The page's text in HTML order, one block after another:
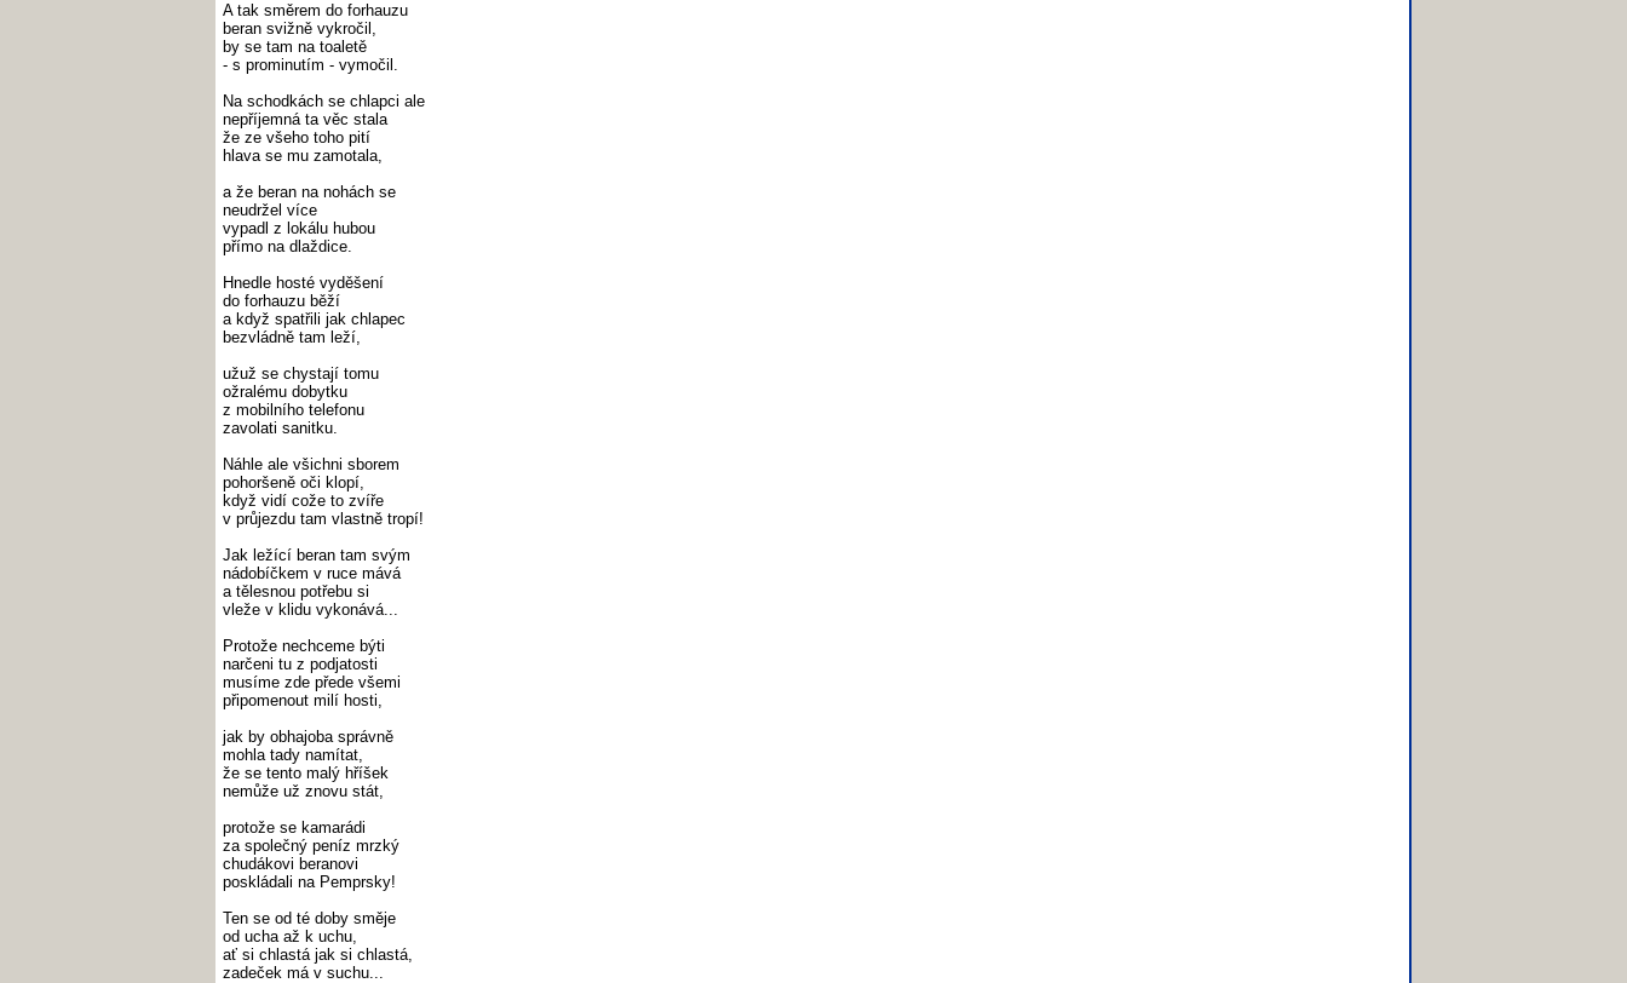
A tak směrem do forhauzu
beran svižně vykročil,
by se tam na toaletě
- s prominutím - vymočil.
Na schodkách se chlapci ale
nepříjemná ta věc stala
že ze všeho toho pití
hlava se mu zamotala,
a že beran na nohách se
neudržel více
vypadl z lokálu hubou
přímo na dlaždice.
Hnedle hosté vyděšení
do forhauzu běží
a když spatřili jak chlapec
bezvládně tam leží,
užuž se chystají tomu
ožralému dobytku
z mobilního telefonu
zavolati sanitku.
Náhle ale všichni sborem
pohoršeně oči klopí,
když vidí cože to zvíře
v průjezdu tam vlastně tropí!
Jak ležící beran tam svým
nádobíčkem v ruce mává
a tělesnou potřebu si
vleže v klidu vykonává...
Protože nechceme býti
narčeni tu z podjatosti
musíme zde přede všemi
připomenout milí hosti,
jak by obhajoba správně
mohla tady namítat,
že se tento malý hříšek
nemůže už znovu stát,
protože se kamarádi
za společný peníz mrzký
chudákovi beranovi
poskládali na Pemprsky!
Ten se od té doby směje
od ucha až k uchu,
ať si chlastá jak si chlastá,
zadeček má v suchu...